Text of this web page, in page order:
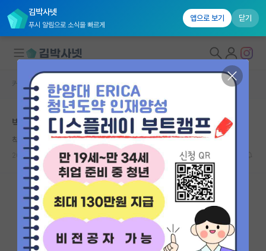
김박사넷
푸시 알림으로 소식을 빠르게
앱으로 보기 닫기
대학원생 모집
국내대학원 정보
연구실&오픈랩
커뮤니티
커뮤니티 홈
전체글보기
베스트 게시판
커뮤니티 홈 자유 게시판(아무개랩)
박사 유학시 국내 석사
착한 헤르만 헤세
2024.02.26 5 3305